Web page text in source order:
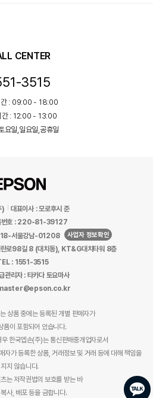
CENTER
3515
간 : 09:00 - 18:00
간 : 12:00 - 13:00
요일,일요일,공휴일
)
대표이사 : 모로후시 준
번호 : 220-81-39127
서울강남-01208
사업자 정보확인
란로98길 8 (대치동), KT&G대치타워 8층
: 1551-3515
관리자 : 타카다 토요마사
master@epson.co.kr
상품 중에는 등록된 개별 판매자가
품이 포함되어 있습니다.
한국엡손(주)는 통신판매중개업자로서
자가 등록한 상품, 거래정보 및 거래 등에 대해 책임을
지지 않습니다.
는 저작권법의 보호를 받는 바
사, 배포 등을 금합니다.